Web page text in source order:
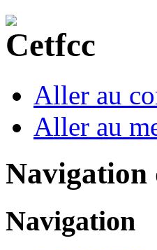
Aller au
Aller au
Navigation
Navigation